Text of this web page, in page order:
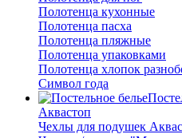
Полотенца кухонные
Полотенца пасха
Полотенца пляжные
Полотенца упаковками
Полотенца хлопок
Символ года
Аквастоп
Чехлы для подушек